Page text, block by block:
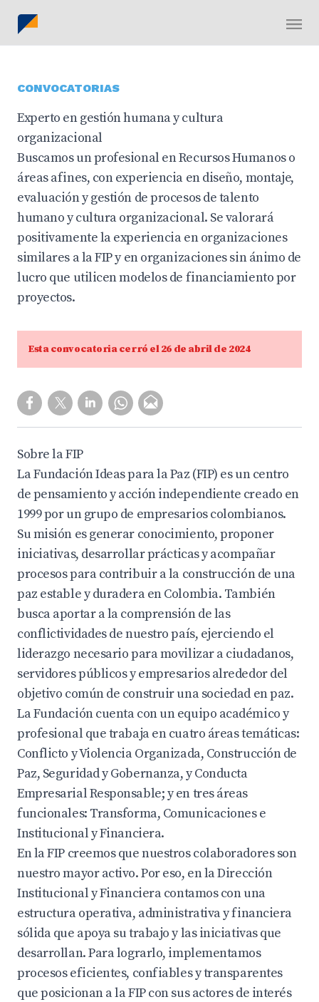
CONVOCATORIAS
Experto en gestión humana y cultura
organizacional
Buscamos un profesional en Recursos Humanos o
áreas afines, con experiencia en diseño, montaje,
evaluación y gestión de procesos de talento
humano y cultura organizacional. Se valorará
positivamente la experiencia en organizaciones
similares a la FIP y en organizaciones sin ánimo de
lucro que utilicen modelos de financiamiento por
proyectos.
Esta convocatoria cerró el 26 de abril de 2024
Sobre la FIP
La Fundación Ideas para la Paz (FIP) es un centro
de pensamiento y acción independiente creado en
1999 por un grupo de empresarios colombianos.
Su misión es generar conocimiento, proponer
iniciativas, desarrollar prácticas y acompañar
procesos para contribuir a la construcción de una
paz estable y duradera en Colombia. También
busca aportar a la comprensión de las
conflictividades de nuestro país, ejerciendo el
liderazgo necesario para movilizar a ciudadanos,
servidores públicos y empresarios alrededor del
objetivo común de construir una sociedad en paz.
La Fundación cuenta con un equipo académico y
profesional que trabaja en cuatro áreas temáticas:
Conflicto y Violencia Organizada, Construcción de
Paz, Seguridad y Gobernanza, y Conducta
Empresarial Responsable; y en tres áreas
funcionales: Transforma, Comunicaciones e
Institucional y Financiera.
En la FIP creemos que nuestros colaboradores son
nuestro mayor activo. Por eso, en la Dirección
Institucional y Financiera contamos con una
estructura operativa, administrativa y financiera
sólida que apoya su trabajo y las iniciativas que
desarrollan. Para lograrlo, implementamos
procesos eficientes, confiables y transparentes
que posicionan a la FIP con sus actores de interés